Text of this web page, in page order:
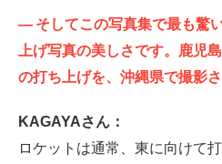
— そしてこの写真集で最も驚
上げ写真の美しさです。鹿児
の打ち上げを、沖縄県で撮影
KAGAYAさん：
ロケットは通常、東に向けて